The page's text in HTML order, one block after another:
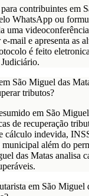
contribuintes em
WhatsApp ou
uma
mail e apresenta as
é feito
São Miguel das
tributos?
em São
de recuperação
cálculo indevida,
além do
das Matas analisa
em São Miguel